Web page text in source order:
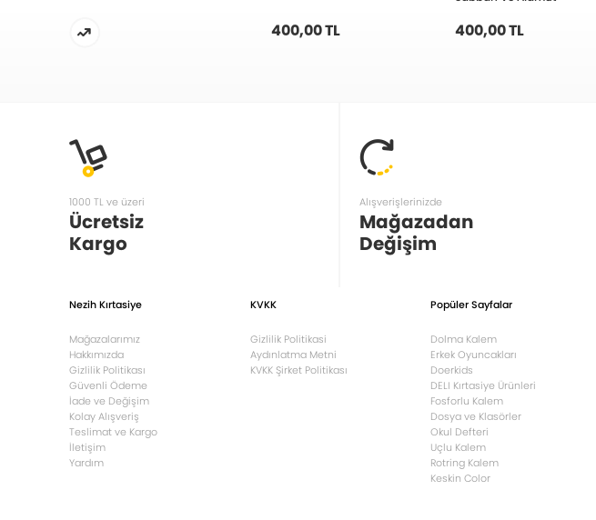
400,00 TL 400,00 TL
1000 TL ve üzeri
Ücretsiz
Kargo
Alışverişlerinizde
Mağazadan
Değişim
Nezih Kırtasiye
Mağazalarımız
Hakkımızda
Gizlilik Politikası
Güvenli Ödeme
İade ve Değişim
Kolay Alışveriş
Teslimat ve Kargo
İletişim
Yardım
KVKK
Gizlilik Politikasi
Aydınlatma Metni
KVKK Şirket Politikası
Popüler Sayfalar
Dolma Kalem
Erkek Oyuncakları
Doerkids
DELI Kırtasiye Ürünleri
Fosforlu Kalem
Dosya ve Klasörler
Okul Defteri
Uçlu Kalem
Rotring Kalem
Keskin Color